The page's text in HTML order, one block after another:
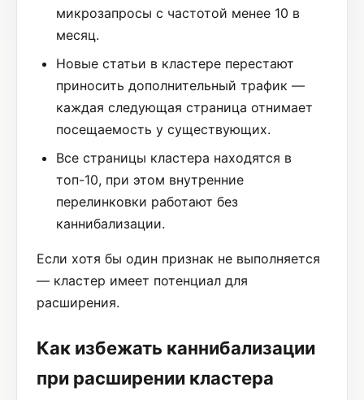
микрозапросы с частотой менее 10 в
месяц.
Новые статьи в кластере перестают
приносить дополнительный трафик —
каждая следующая страница отнимает
посещаемость у существующих.
Все страницы кластера находятся в
топ-10, при этом внутренние
перелинковки работают без
каннибализации.
Если хотя бы один признак не выполняется
— кластер имеет потенциал для
расширения.
Как избежать каннибализации
при расширении кластера